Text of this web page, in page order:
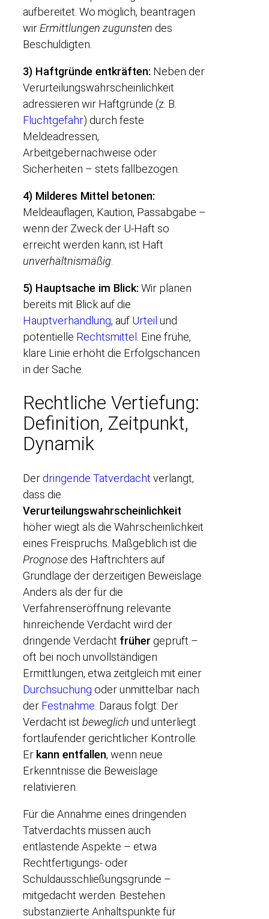
aufbereitet. Wo möglich, beantragen
wir Ermittlungen zugunsten des
Beschuldigten.
3) Haftgründe entkräften: Neben der
Verurteilungswahrscheinlichkeit
adressieren wir Haftgründe (z. B.
Fluchtgefahr) durch feste
Meldeadressen,
Arbeitgebernachweise oder
Sicherheiten – stets fallbezogen.
4) Milderes Mittel betonen:
Meldeauflagen, Kaution, Passabgabe –
wenn der Zweck der U-Haft so
erreicht werden kann, ist Haft
unverhältnismäßig
5) Hauptsache im Blick: Wir planen
bereits mit Blick auf die
Hauptverhandlung, auf Urteil und
potentielle Rechtsmittel . Eine frühe,
klare Linie erhöht die Erfolgschancen
in der Sache.
Rechtliche Vertiefung:
Definition, Zeitpunkt,
Dynamik
Derdringende Tatverdacht verlangt,
dass die
Verurteilungswahrscheinlichkeit
höher wiegt als die Wahrscheinlichkeit
eines Freispruchs. Maßgeblich ist die
Prognosedes Haftrichters auf
Grundlage der derzeitigen Beweislage.
Anders als der für die
Verfahrenseröffnung relevante
hinreichende Verdacht wird der
dringende Verdacht früher geprüft –
oft bei noch unvollständigen
Ermittlungen, etwa zeitgleich mit einer
Durchsuchung oder unmittelbar nach
der Festnahme . Daraus folgt: Der
Verdacht ist beweglich und unterliegt
fortlaufender gerichtlicher Kontrolle.
Er kann entfallen, wenn neue
Erkenntnisse die Beweislage
relativieren.
Für die Annahme eines dringenden
Tatverdachts müssen auch
entlastende Aspekte – etwa
Rechtfertigungs- oder
Schuldausschließungsgründe –
mitgedacht werden. Bestehen
substanziierte Anhaltspunkte für